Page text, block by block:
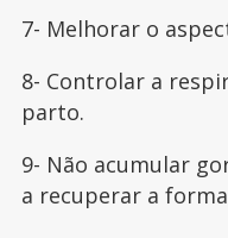
7- Melhorar o
8- Controlar a
parto.
9- Não acumular
a recuperar a